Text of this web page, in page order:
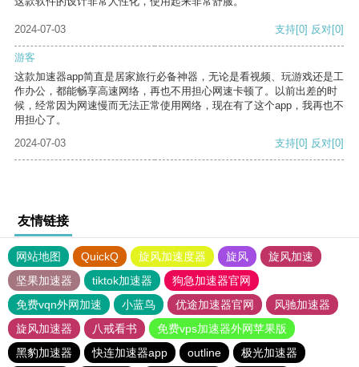
2024-07-03 支持[0] 反对[0]
游客
这款加速器app简直是居家旅行必备神器，无论是看视频、玩游戏还是工
作办公，都能畅享高速网络，再也不用担心网速卡顿了。以前出差的时
候，经常因为网速慢而无法正常使用网络，现在有了这个app，我再也不
用担心了。
2024-07-03
支持[0] 反对[0]
友情链接
网站地图 QuickQ 旋风加速度器 旋风
旋风加速
坚果加速器
tiktok加速器
狗急加速器官网
免费vqn外网加速
小蓝鸟 优途加速器官网
风驰加速器
旋风加速器
八戒看书
免费vps加速器外网苹果版
黑豹加速器
快连加速器app outline 极光加速器